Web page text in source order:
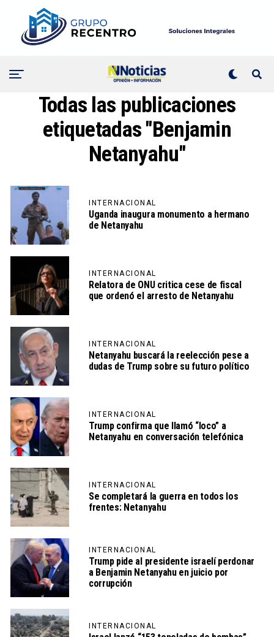
Todas las publicaciones
etiquetadas "Benjamin
Netanyahu"
INTERNACIONAL
Uganda inaugura monumento a hermano
de Netanyahu
INTERNACIONAL
Relatora de ONU critica cese de fiscal
que ordenó el arresto de Netanyahu
INTERNACIONAL
Netanyahu buscará la reelección pese a
dudas de Trump sobre su futuro político
INTERNACIONAL
Trump confirma que llamó “loco” a
Netanyahu en conversación telefónica
INTERNACIONAL
Se completará la guerra en todos los
frentes: Netanyahu
INTERNACIONAL
Trump pide al presidente israelí perdonar
a Benjamin Netanyahu en juicio por
corrupción
INTERNACIONAL